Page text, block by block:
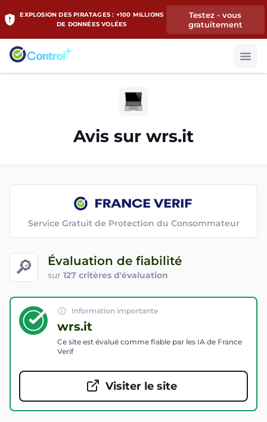
EXPLOSION DES PIRATAGES : +100 MILLIONS
DE DONNÉES VOLÉES
Testez - vous
gratuitement
Avis sur wrs.it
🔎 Évaluation de fiabilité
sur 127 critères d'évaluation
Service Gratuit de Protection du Consommateur
Information importante
wrs.it
Ce site est évalué comme fiable par les IA de France
Verif
Visiter le site